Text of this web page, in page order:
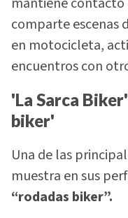
comparte escenas
en motocicleta,
encuentros con
'La Sarca
biker'
Una de las
muestra en sus
“rodadas biker”.